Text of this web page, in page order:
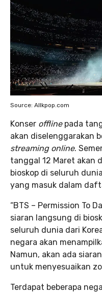
Source: Allkpop.com
Konser offline pada
akan diselenggarakan
streaming online.
tanggal 12 Maret akan
bioskop di seluruh
yang masuk dalam
“BTS – Permission To
siaran langsung di
seluruh dunia dari
negara akan
Namun, akan ada
untuk menyesuaikan
Terdapat beberapa